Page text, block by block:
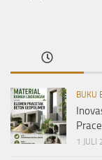
BUKU
1 JULI